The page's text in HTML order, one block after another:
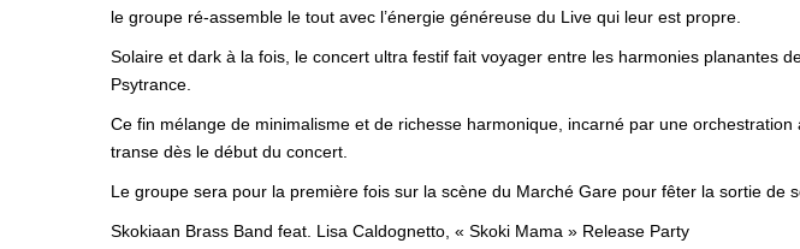
le groupe ré-assemble le tout avec l’énergie généreuse du Live qui leur est propre.
Solaire et dark à la fois, le concert ultra festif fait voyager entre les harmonies planantes
Psytrance.
Ce fin mélange de minimalisme et de richesse harmonique, incarné par une
transe dès le début du concert.
Le groupe sera pour la première fois sur la scène du Marché Gare pour fêter la sortie de
Skokiaan Brass Band feat. Lisa Caldognetto, « Skoki Mama » Release Party